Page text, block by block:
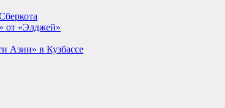
от «Элджей»
Азии» в Кузбассе